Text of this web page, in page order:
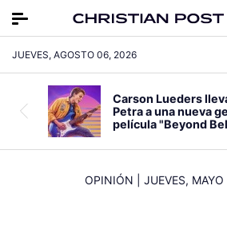
JUEVES, AGOSTO 06, 2026
Carson Lueders
Petra a una nueva
película "Beyond
OPINIÓN JUEVES,